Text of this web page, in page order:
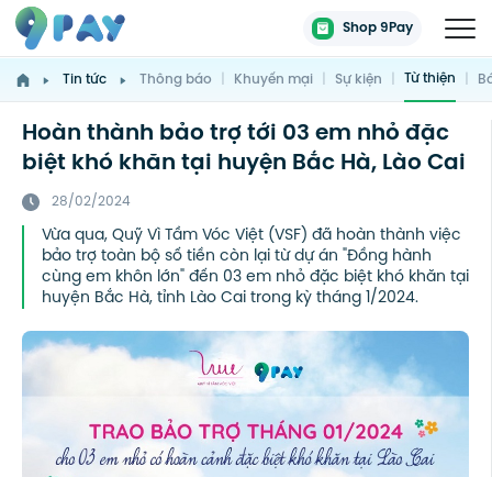
Shop 9Pay
Tin tức Thông báo | Khuyến mại | Sự kiện | Từ thiện |
Hoàn thành bảo trợ tới 03 em nhỏ đặc
biệt khó khăn tại huyện Bắc Hà, Lào Cai
28/02/2024
Vừa qua, Quỹ Vì Tầm Vóc Việt (VSF) đã hoàn thành việc
bảo trợ toàn bộ số tiền còn lại từ dự án "Đồng hành
cùng em khôn lớn" đến 03 em nhỏ đặc biệt khó khăn tại
huyện Bắc Hà, tỉnh Lào Cai trong kỳ tháng 1/2024.